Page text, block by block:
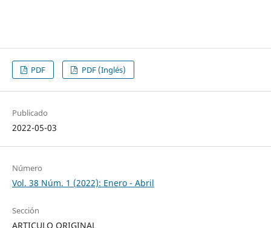
PDF PDF (Inglés)
Publicado
2022-05-03
Número
Vol. 38 Núm. 1 (2022): Enero - Abril
Sección
ARTICULO ORIGINAL